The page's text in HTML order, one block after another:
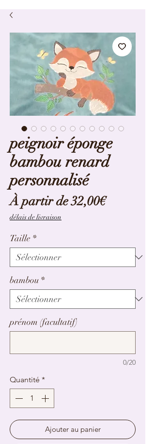
peignoir éponge
bambou renard
personnalisé
À partir de32,00€Prix
délais de livraison
Taille *
bambou *
prénom (facultatif)
0/20
Quantité *
Ajouter au panier